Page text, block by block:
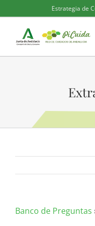
al
contenido
Estrategia de
Banco de Preguntas